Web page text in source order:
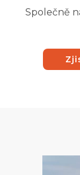
Společně